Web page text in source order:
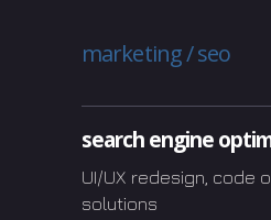
marketing / seo
search engine
UI/UX redesign, code
solutions